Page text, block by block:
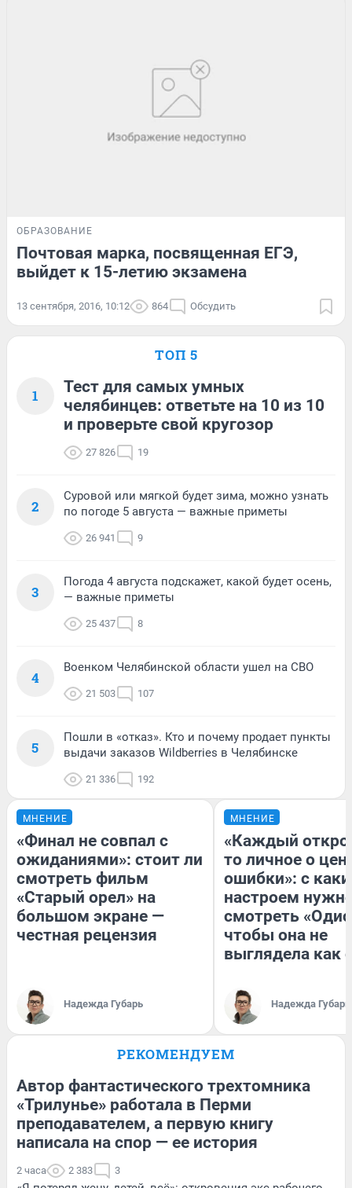
ОБРАЗОВАНИЕ
Почтовая марка, посвященная ЕГЭ,
выйдет к 15-летию экзамена
13 сентября, 2016, 10:12 864 Обсудить
ТОП 5
1
Тест для самых умных
челябинцев: ответьте на 10 из 10
и проверьте свой кругозор
27 826 19
2
Суровой или мягкой будет зима, можно узнать
по погоде 5 августа — важные приметы
26 941 9
3
Погода 4 августа подскажет, какой будет осень,
— важные приметы
25 437 8
4
Военком Челябинской области ушел на СВО
21 503 107
5
Пошли в «отказ». Кто и почему продает пункты
выдачи заказов Wildberries в Челябинске
21 336 192
МНЕНИЕ
«Финал не совпал с
ожиданиями»: стоит ли
смотреть фильм
«Старый орел» на
большом экране —
честная рецензия
Надежда Губарь
МНЕНИЕ
«Каждый
то личное о
ошибки»: с
настроем
смотреть
чтобы она не
выглядела как
Надежда Губарь
РЕКОМЕНДУЕМ
Автор фантастического трехтомника
«Трилунье» работала в Перми
преподавателем, а первую книгу
написала на спор — ее история
2 часа 2 383 3